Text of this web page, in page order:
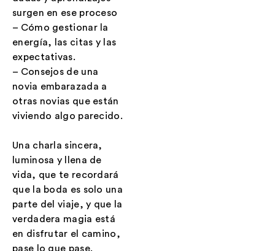
surgen en ese proceso
– Cómo gestionar la
energía, las citas y las
expectativas.
– Consejos de una
novia embarazada a
otras novias que están
viviendo algo parecido.
Una charla sincera,
luminosa y llena de
vida, que te recordará
que la boda es solo una
parte del viaje, y que la
verdadera magia está
en disfrutar el camino,
pase lo que pase.